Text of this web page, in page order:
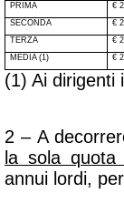
PRIMA
€
SECONDA
€
TERZA
€
MEDIA (1)
€
(1) Ai dirigenti
2 – A
la sola quota
annui lordi,